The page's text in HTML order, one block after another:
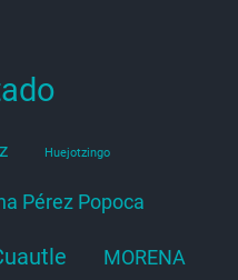
Huejotzingo
Pérez Popoca
MORENA